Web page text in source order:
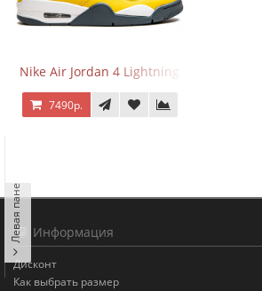
Nike Air Jordan 4 Lightning
7490р.
Информация
Дисконт
Как выбрать размер
Левая панель